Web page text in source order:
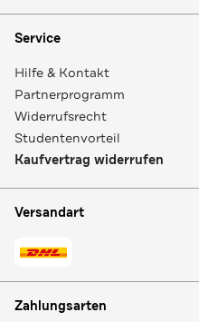
Service
Hilfe & Kontakt
Partnerprogramm
Widerrufsrecht
Studentenvorteil
Kaufvertrag widerrufen
Versandart
Zahlungsarten